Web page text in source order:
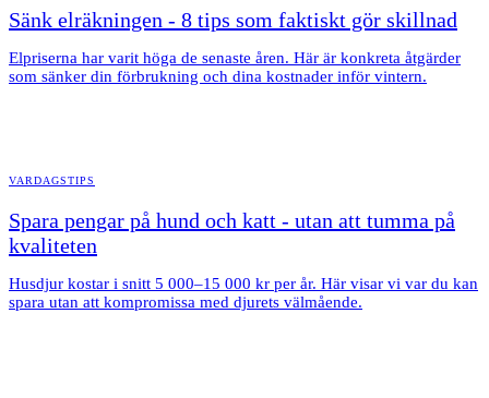
Sänk elräkningen - 8 tips som faktiskt gör skillnad
Elpriserna har varit höga de senaste åren. Här är konkreta åtgärder
som sänker din förbrukning och dina kostnader inför vintern.
VARDAGSTIPS
Spara pengar på hund och katt - utan att tumma på
kvaliteten
Husdjur kostar i snitt 5 000–15 000 kr per år. Här visar vi var du kan
spara utan att kompromissa med djurets välmående.